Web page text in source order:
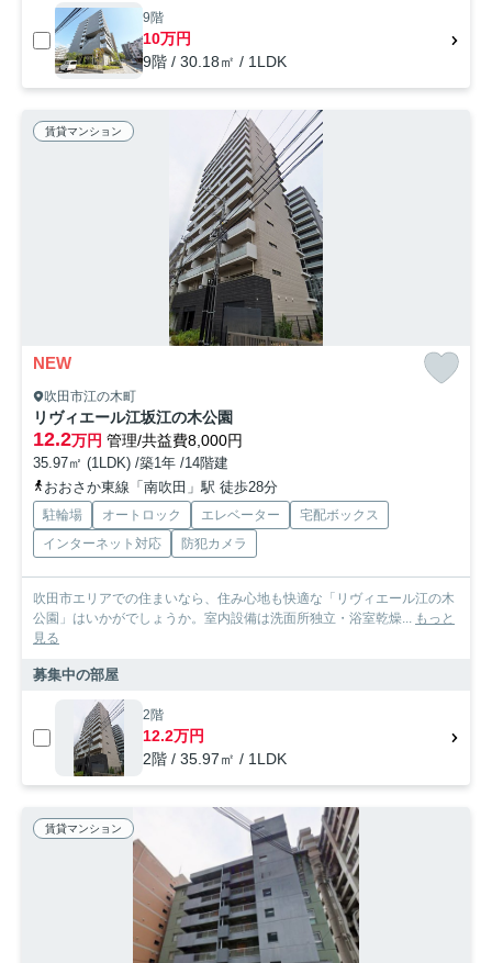
9階
10万円
9階 / 30.18㎡ / 1LDK
賃貸マンション
NEW
吹田市江の木町
リヴィエール江坂江の木公園
12.2万円 管理/共益費8,000円
35.97㎡ (1LDK) /築1年 /14階建
おおさか東線「南吹田」駅 徒歩28分
駐輪場 オートロック エレベーター
宅配ボックス
インターネット対応
防犯カメラ
吹田市エリアでの住まいなら、住み心地も快適な「リヴィエール江の木
公園」はいかがでしょうか。室内設備は洗面所独立・浴室乾燥... もっと
見る
募集中の部屋
2階
12.2万円
2階 / 35.97㎡ / 1LDK
賃貸マンション